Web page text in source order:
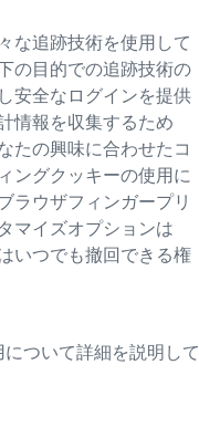
な追跡技術を使用して
の目的での追跡技術の
安全なログインを提供
情報を収集するため
たの興味に合わせたコ
ングクッキーの使用に
ラウザフィンガープリ
マイズオプションは
いつでも撤回できる権
ついて詳細を説明して